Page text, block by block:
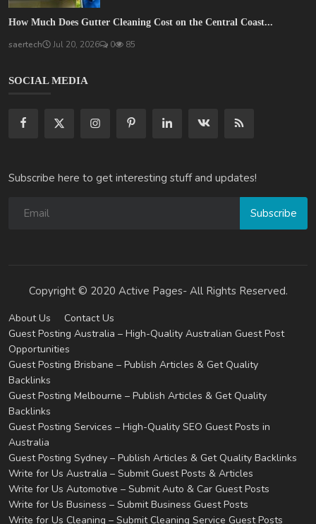
How Much Does Gutter Cleaning Cost on the Central Coast...
saertech Jul 20, 2026 0 85
SOCIAL MEDIA
Subscribe here to get interesting stuff and updates!
Subscribe
Copyright © 2020 Active Pages- All Rights Reserved.
About Us
Contact Us
Guest Posting Australia – High-Quality Australian Guest Post
Opportunities
Guest Posting Brisbane – Publish Articles & Get Quality
Backlinks
Guest Posting Melbourne – Publish Articles & Get Quality
Backlinks
Guest Posting Services – High-Quality SEO Guest Posts in
Australia
Guest Posting Sydney – Publish Articles & Get Quality Backlinks
Write for Us Australia – Submit Guest Posts & Articles
Write for Us Automotive – Submit Auto & Car Guest Posts
Write for Us Business – Submit Business Guest Posts
Write for Us Cleaning – Submit Cleaning Service Guest Posts